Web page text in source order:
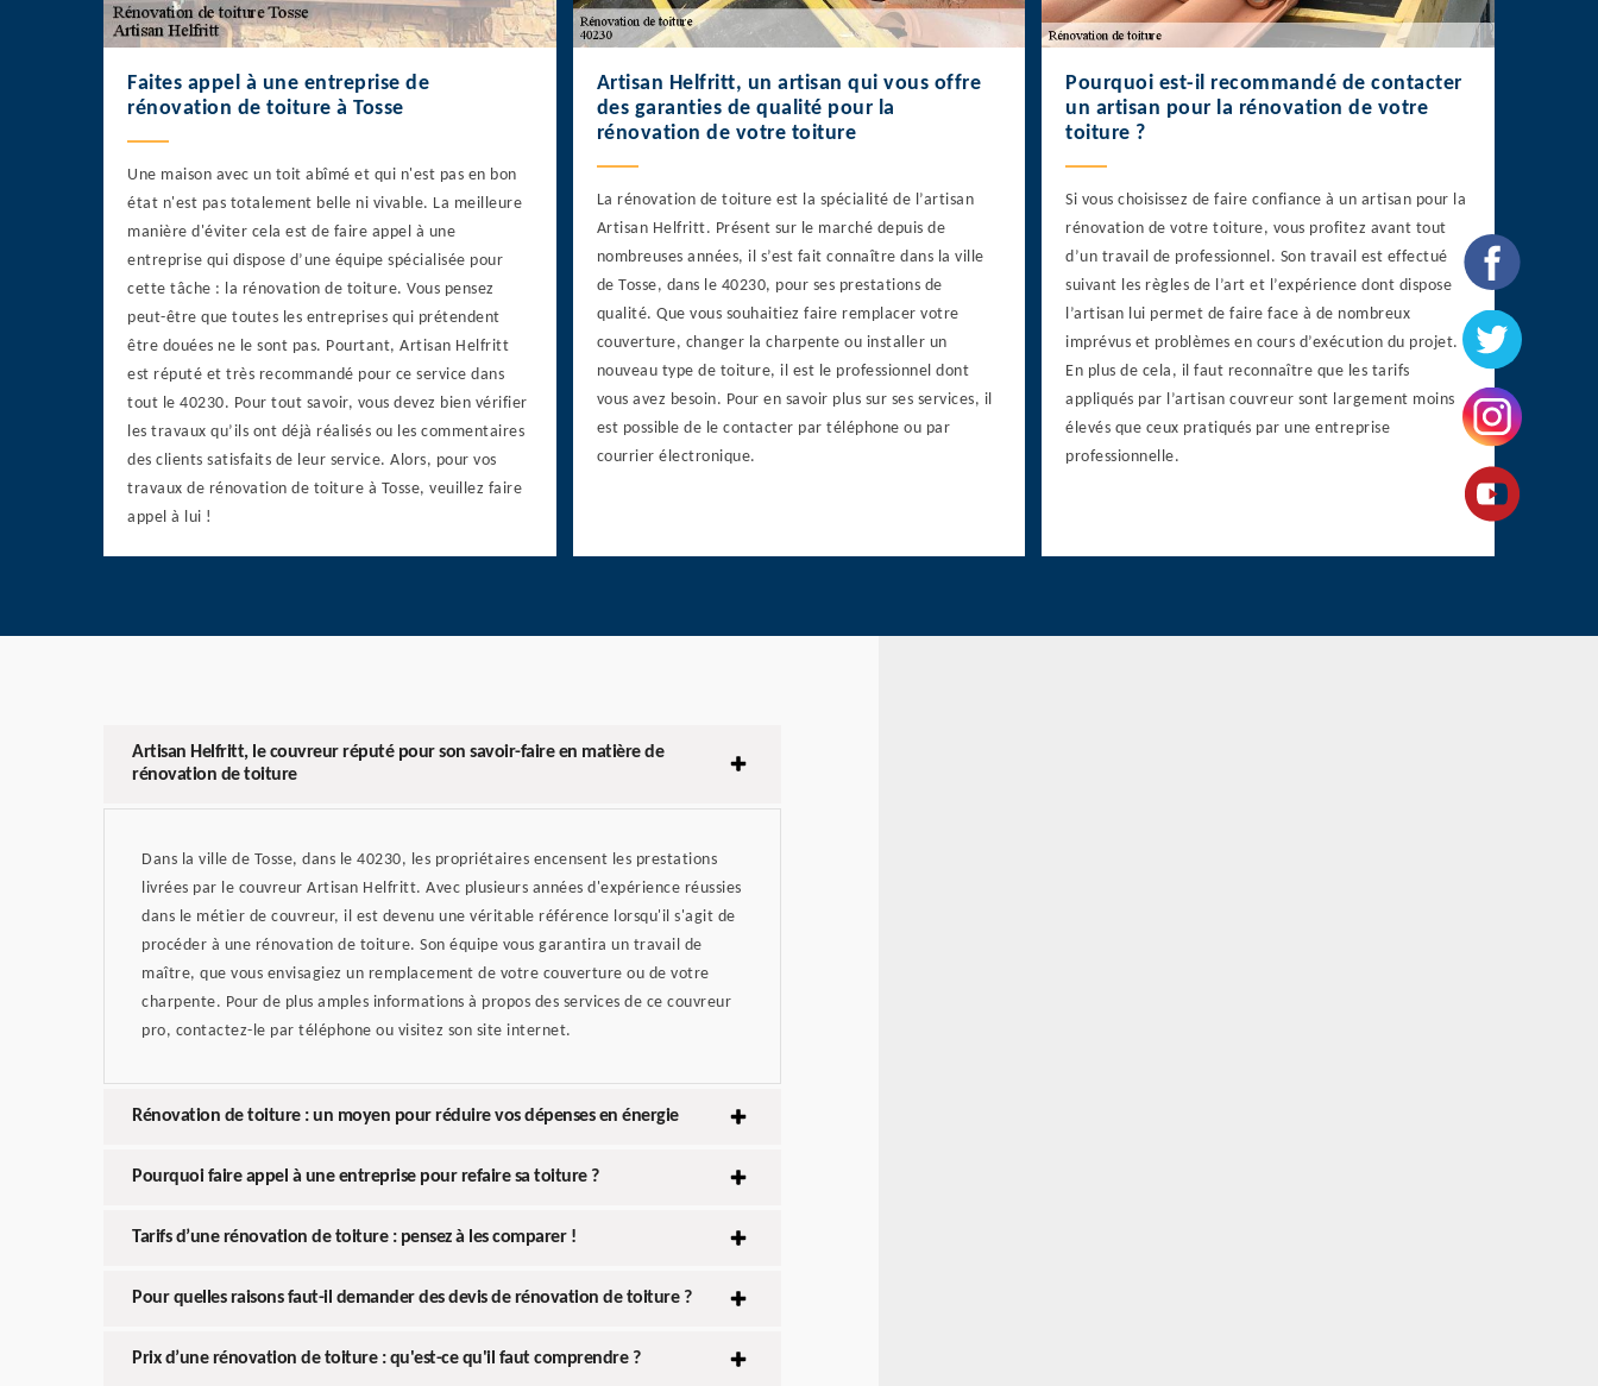
Faites appel à une entreprise de
rénovation de toiture à Tosse
Une maison avec un toit abîmé et qui n'est pas en bon
état n'est pas totalement belle ni vivable. La meilleure
manière d'éviter cela est de faire appel à une
entreprise qui dispose d’une équipe spécialisée pour
cette tâche : la rénovation de toiture. Vous pensez
peut-être que toutes les entreprises qui prétendent
être douées ne le sont pas. Pourtant, Artisan Helfritt
est réputé et très recommandé pour ce service dans
tout le 40230. Pour tout savoir, vous devez bien vérifier
les travaux qu’ils ont déjà réalisés ou les commentaires
des clients satisfaits de leur service. Alors, pour vos
travaux de rénovation de toiture à Tosse, veuillez faire
appel à lui !
Artisan Helfritt, un artisan qui vous offre
des garanties de qualité pour la
rénovation de votre toiture
La rénovation de toiture est la spécialité de l’artisan
Artisan Helfritt. Présent sur le marché depuis de
nombreuses années, il s’est fait connaître dans la ville
de Tosse, dans le 40230, pour ses prestations de
qualité. Que vous souhaitiez faire remplacer votre
couverture, changer la charpente ou installer un
nouveau type de toiture, il est le professionnel dont
vous avez besoin. Pour en savoir plus sur ses services, il
est possible de le contacter par téléphone ou par
courrier électronique.
Pourquoi est-il recommandé de contacter
un artisan pour la rénovation de votre
toiture ?
Si vous choisissez de faire confiance à un artisan pour la
rénovation de votre toiture, vous profitez avant tout
d’un travail de professionnel. Son travail est effectué
suivant les règles de l’art et l’expérience dont dispose
l’artisan lui permet de faire face à de nombreux
imprévus et problèmes en cours d’exécution du projet.
En plus de cela, il faut reconnaître que les tarifs
appliqués par l’artisan couvreur sont largement moins
élevés que ceux pratiqués par une entreprise
professionnelle.
Artisan Helfritt, le couvreur réputé pour son savoir-faire en matière de
rénovation de toiture
Dans la ville de Tosse, dans le 40230, les propriétaires encensent les prestations
livrées par le couvreur Artisan Helfritt. Avec plusieurs années d'expérience réussies
dans le métier de couvreur, il est devenu une véritable référence lorsqu'il s'agit de
procéder à une rénovation de toiture. Son équipe vous garantira un travail de
maître, que vous envisagiez un remplacement de votre couverture ou de votre
charpente. Pour de plus amples informations à propos des services de ce couvreur
pro, contactez-le par téléphone ou visitez son site internet.
Rénovation de toiture : un moyen pour réduire vos dépenses en énergie
Pourquoi faire appel à une entreprise pour refaire sa toiture ?
Tarifs d’une rénovation de toiture : pensez à les comparer !
Pour quelles raisons faut-il demander des devis de rénovation de toiture ?
Prix d’une rénovation de toiture : qu'est-ce qu'il faut comprendre ?